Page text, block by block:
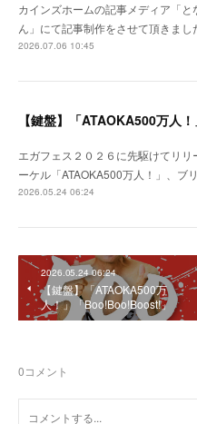
カインズホームの記事メディア「と
ん」にて記事制作をさせて頂きま
2026.07.06 10:45
エガフェス２０２６に先駆けてリリ
ーケル「ATAOKA500万人！」、ブ
2026.05.24 06:24
2026.05.24 06:24
【鍵盤】「ATAOKA500万
人！」「Boo!Boo!Boost!」
0コメント